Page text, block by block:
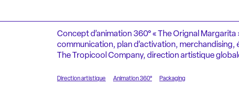
Concept d’animation 360° « The Orignal
communication, plan d’activation,
The Tropicool Company, direction artistique
Direction artistique Animation 360° Packaging